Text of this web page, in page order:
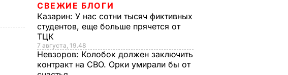
СВЕЖИЕ БЛОГИ
Казарин: У нас сотни тысяч фиктивных
студентов, еще больше прячется от
ТЦК
7 августа, 19.48
Невзоров: Колобок должен заключить
контракт на СВО. Орки умирали бы от